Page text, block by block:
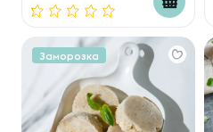
Заморозка